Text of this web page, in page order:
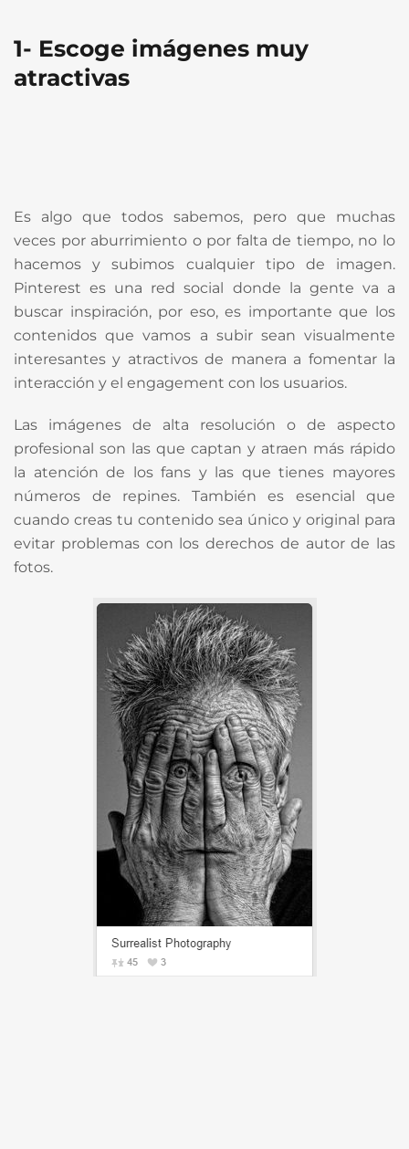
1- Escoge imágenes muy
atractivas
Es algo que todos sabemos, pero que muchas
veces por aburrimiento o por falta de tiempo, no lo
hacemos y subimos cualquier tipo de imagen.
Pinterest es una red social donde la gente va a
buscar inspiración, por eso, es importante que los
contenidos que vamos a subir sean visualmente
interesantes y atractivos de manera a fomentar la
interacción y el engagement con los usuarios.
Las imágenes de alta resolución o de aspecto
profesional son las que captan y atraen más rápido
la atención de los fans y las que tienes mayores
números de repines. También es esencial que
cuando creas tu contenido sea único y original para
evitar problemas con los derechos de autor de las
fotos.